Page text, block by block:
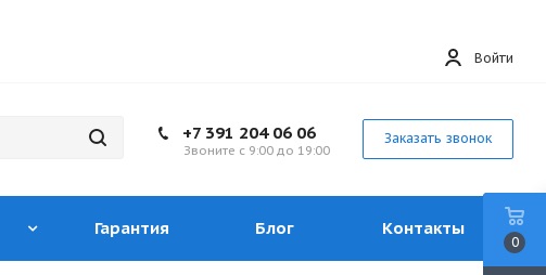
Войти
+7 391 204 06 06
Звоните с 9:00 до 19:00
Заказать звонок
Гарантия Блог Контакты
0